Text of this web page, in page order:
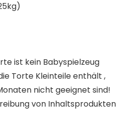
ist kein Babyspielzeug
Torte Kleinteile enthält ,
nicht geeignet sind!
von Inhaltsprodukten